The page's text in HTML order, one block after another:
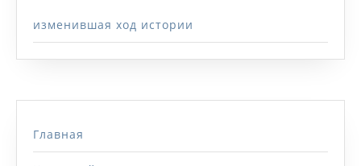
изменившая ход истории
Главная